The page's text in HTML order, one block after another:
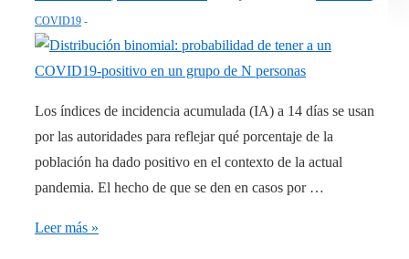
de
N
personas
[Dic.2021]
COVID19
Los índices de incidencia acumulada (IA) a 14 días se usan
por las autoridades para reflejar qué porcentaje de la
población ha dado positivo en el contexto de la actual
pandemia. El hecho de que se den en casos por …
Distribución
Leer más »